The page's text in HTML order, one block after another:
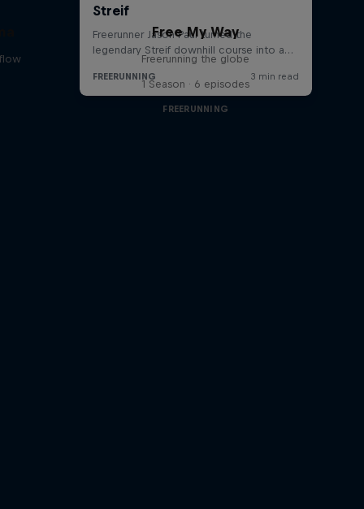
Free My Way
Freerunning the globe
1 Season · 6 episodes
FREERUNNING